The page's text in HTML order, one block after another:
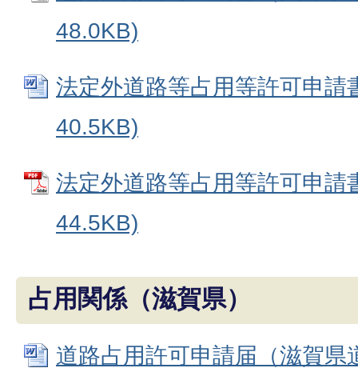
48.0KB)
法定外道路等占用等許可申請
40.5KB)
法定外道路等占用等許可申請
44.5KB)
占用関係（滋賀県）
道路占用許可申請届（滋賀